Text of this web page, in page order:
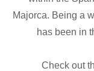
Majorca. Being a
has been in
Check out